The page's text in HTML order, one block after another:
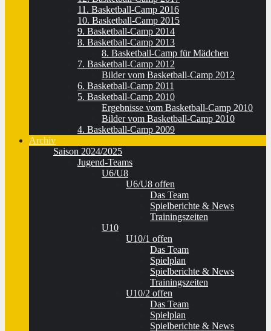
11. Basketball-Camp 2016
10. Basketball-Camp 2015
9. Basketball-Camp 2014
8. Basketball-Camp 2013
8. Basketball-Camp für Mädchen
7. Basketball-Camp 2012
Bilder vom Basketball-Camp 2012
6. Basketball-Camp 2011
5. Basketball-Camp 2010
Ergebnisse vom Basketball-Camp 2010
Bilder vom Basketball-Camp 2010
4. Basketball-Camp 2009
Archiv
Saison 2024/2025
Jugend-Teams
U6/U8
U6/U8 offen
Das Team
Spielberichte & News
Trainingszeiten
U10
U10/1 offen
Das Team
Spielplan
Spielberichte & News
Trainingszeiten
U10/2 offen
Das Team
Spielplan
Spielberichte & News